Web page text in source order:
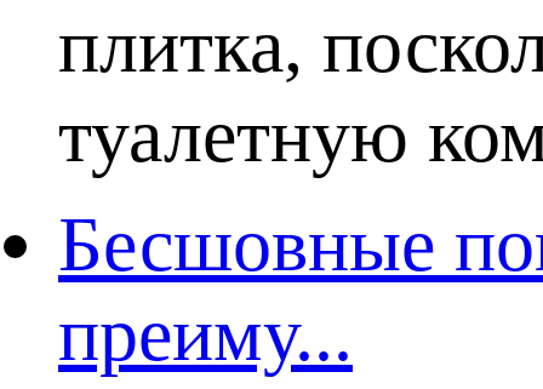
плитка,
туалетную
Бесшовные
преиму...